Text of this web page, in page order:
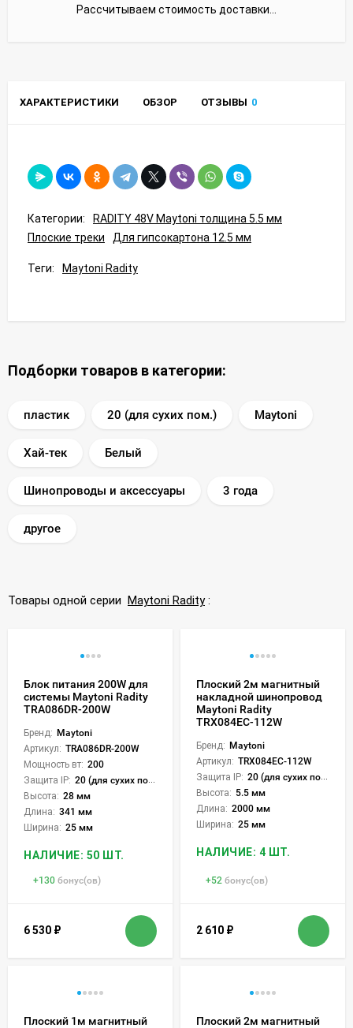
Рассчитываем стоимость доставки...
ХАРАКТЕРИСТИКИ ОБЗОР ОТЗЫВЫ 0
Категории:
RADITY 48V Maytoni толщина 5.5 мм
Плоские треки
Для гипсокартона 12.5 мм
Теги: Maytoni Radity
Подборки товаров в категории:
пластик 20 (для сухих пом.) Maytoni
Хай-тек Белый
Шинопроводы и аксессуары 3 года
другое
Товары одной серии Maytoni Radity:
Блок питания 200W для
системы Maytoni Radity
TRA086DR-200W
Бренд: Maytoni
Артикул: TRA086DR-200W
Мощность вт: 200
Защита IP: 20 (для сухих пом.)
Высота: 28 мм
Длина: 341 мм
Ширина: 25 мм
НАЛИЧИЕ: 50 ШТ.
+130 бонус(ов)
6 530 ₽
Плоский 2м магнитный
накладной шинопровод
Maytoni Radity
TRX084EC-112W
Бренд: Maytoni
Артикул: TRX084EC-112W
Защита IP: 20 (для сухих пом.)
Высота: 5.5 мм
Длина: 2000 мм
Ширина: 25 мм
НАЛИЧИЕ: 4 ШТ.
+52 бонус(ов)
2 610 ₽
Плоский 1м магнитный
Плоский 2м магнитный